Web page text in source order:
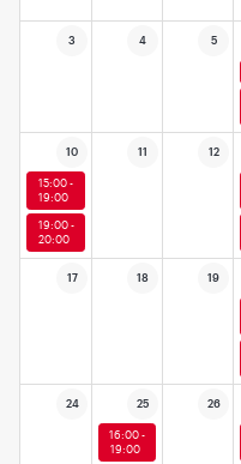
3 4 5
10 11 12
15:00 -
19:00
19:00 -
20:00
17 18 19
24 25 26
16:00 -
19:00